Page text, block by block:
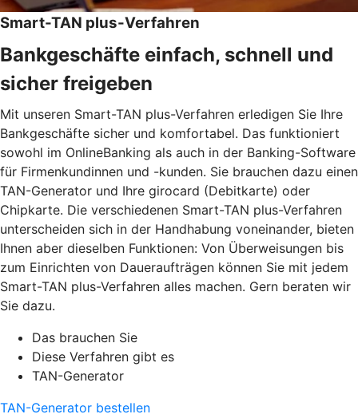
Smart-TAN plus-Verfahren
Bankgeschäfte einfach, schnell und
sicher freigeben
Mit unseren Smart-TAN plus-Verfahren erledigen Sie Ihre
Bankgeschäfte sicher und komfortabel. Das funktioniert
sowohl im OnlineBanking als auch in der Banking-Software
für Firmenkundinnen und -kunden. Sie brauchen dazu einen
TAN-Generator und Ihre girocard (Debitkarte) oder
Chipkarte. Die verschiedenen Smart-TAN plus-Verfahren
unterscheiden sich in der Handhabung voneinander, bieten
Ihnen aber dieselben Funktionen: Von Überweisungen bis
zum Einrichten von Daueraufträgen können Sie mit jedem
Smart-TAN plus-Verfahren alles machen. Gern beraten wir
Sie dazu.
Das brauchen Sie
Diese Verfahren gibt es
TAN-Generator
TAN-Generator bestellen